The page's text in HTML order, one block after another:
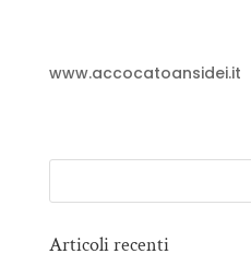
www.accocatoansidei.it
Articoli recenti